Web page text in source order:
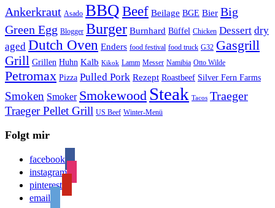
Ankerkraut Asado BBQBeef Beilage BGE Bier Big
Green Egg Blogger Burger Burnhard Büffel Chicken Dessert dry
aged Dutch Oven Enders food festival food truck G32 Gasgrill
Grill Grillen Huhn Kalb Kikok Lamm Messer Namibia Otto Wilde
Petromax Pizza Pulled Pork Rezept Roastbeef Silver Fern Farms
Smoken Smoker Smokewood Steak Tacos Traeger
Traeger Pellet Grill US Beef Winter-Menü
Folgt mir
facebook
instagram
pinterest
email